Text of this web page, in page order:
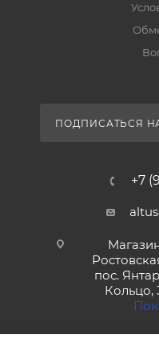
ПОДПИСАТЬСЯ
+7
пос.
Кольцо,